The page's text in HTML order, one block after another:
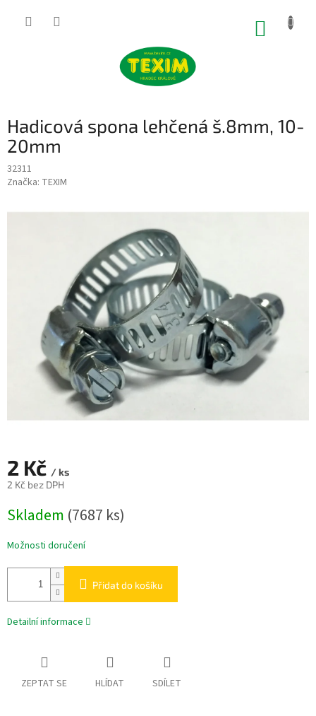
Hadicová spona lehčená š.8mm, 10-
20mm
32311
Značka: TEXIM
2 Kč / ks
2 Kč bez DPH
cena:
Skladem (7687 ks)
Možnosti doručení
Přidat do košíku
Detailní informace
ZEPTAT SE HLÍDAT SDÍLET